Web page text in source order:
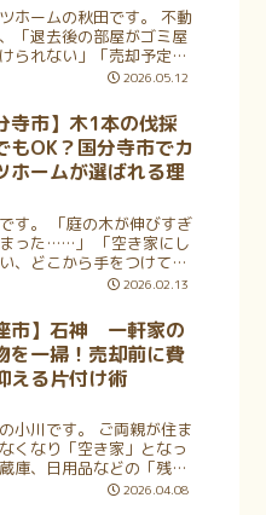
ホームの秋田です。 不動
「退去後の部屋がゴミ屋
られない」「売却予定の
内ができない」といった
2026.05.12
寺市】木1本の伐採
もOK？国分寺市でカ
ホームが選ばれる理
す。 「庭の木が伸びすぎ
った……」 「空き家にし
、どこから手をつけてい
住まいの方から、このよ
2026.02.13
市】石神 一軒家の
を一掃！売却前に費
える片付け術
小川です。 ご両親が住ま
くなり「空き家」となっ
庫、日用品などの「残置
ケースは非常に多くござ
2026.04.08